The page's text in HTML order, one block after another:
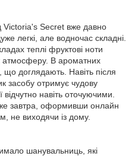
Victoria's Secret вже давно
легкі, але водночас складні.
теплі фруктові ноти
атмосферу. В ароматних
що доглядають. Навіть після
засобу отримує чудову
навіть оточуючими.
завтра, оформивши онлайн
не виходячи із дому.
шанувальниць, які